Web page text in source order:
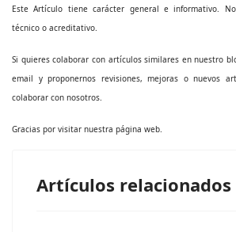
Este Artículo tiene carácter general e informativo.
técnico o acreditativo.
Si quieres colaborar con artículos similares en nuestro
email y proponernos revisiones, mejoras o nuevos
colaborar con nosotros.
Gracias por visitar nuestra página web.
Artículos relacionados